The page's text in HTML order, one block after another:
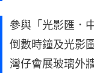
參與「光影匯．
倒數時鐘及光影
灣仔會展玻璃外